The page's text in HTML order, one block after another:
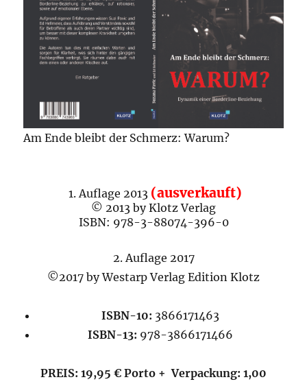
Am Ende bleibt der Schmerz: Warum?
1. Auflage 2013 (ausverkauft)
© 2013 by Klotz Verlag
ISBN: 978-3-88074-396-0
2. Auflage 2017
©2017 by Westarp Verlag Edition Klotz
ISBN-10: 3866171463
ISBN-13: 978-3866171466
PREIS: 19,95 € Porto + Verpackung: 1,00